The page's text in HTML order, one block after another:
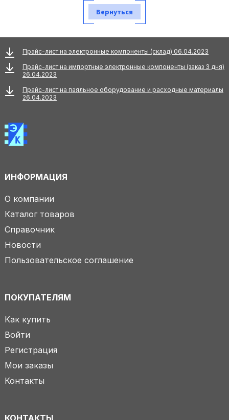
Вернуться
Прайс-лист на электронные компоненты (склад) 06.04.2023
Прайс-лист на импортные электронные компоненты (заказ 3 дня)
26.04.2023
Прайс-лист на паяльное оборудование и расходные материалы
26.04.2023
ИНФОРМАЦИЯ
О компании
Каталог товаров
Справочник
Новости
Пользовательское соглашение
ПОКУПАТЕЛЯМ
Как купить
Войти
Регистрация
Мои заказы
Контакты
КОНТАКТЫ